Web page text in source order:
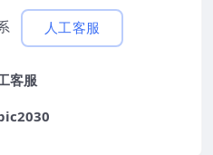
人工客服
客服